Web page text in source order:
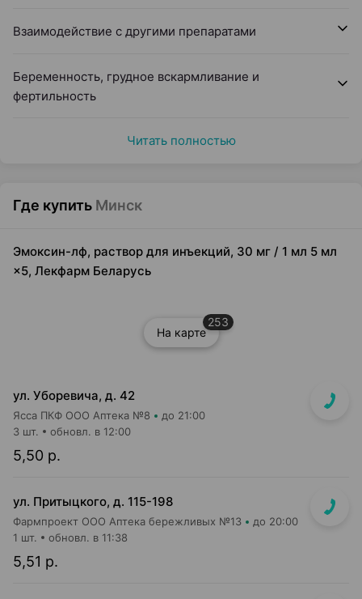
Взаимодействие с другими препаратами
Беременность, грудное вскармливание и
фертильность
Читать полностью
Где купить Минск
Эмоксин-лф, раствор для инъекций, 30 мг / 1 мл 5 мл
×5, Лекфарм Беларусь
На карте
253
ул. Уборевича, д. 42
Ясса ПКФ ООО Аптека №8 до 21:00
5,50 р.
3 шт. обновл. в 12:00
ул. Притыцкого, д. 115-198
Фармпроект ООО Аптека бережливых №13 до 20:00
5,51 р.
1 шт. обновл. в 11:38